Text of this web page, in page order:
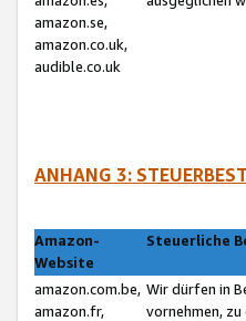
amazon.se,
amazon.co.uk,
audible.co.uk
ANHANG 3:
Amazon-
Website
Steuerliche
amazon.com.be,
amazon.fr,
Wir dürfen in
vornehmen,